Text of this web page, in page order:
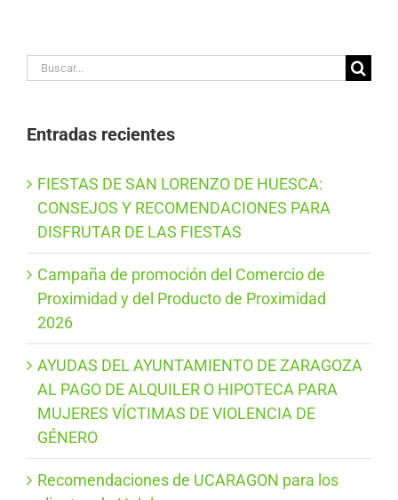
Buscar:
Entradas recientes
FIESTAS DE SAN LORENZO DE HUESCA:
CONSEJOS Y RECOMENDACIONES PARA
DISFRUTAR DE LAS FIESTAS
Campaña de promoción del Comercio de
Proximidad y del Producto de Proximidad
2026
AYUDAS DEL AYUNTAMIENTO DE ZARAGOZA
AL PAGO DE ALQUILER O HIPOTECA PARA
MUJERES VÍCTIMAS DE VIOLENCIA DE
GÉNERO
Recomendaciones de UCARAGON para los